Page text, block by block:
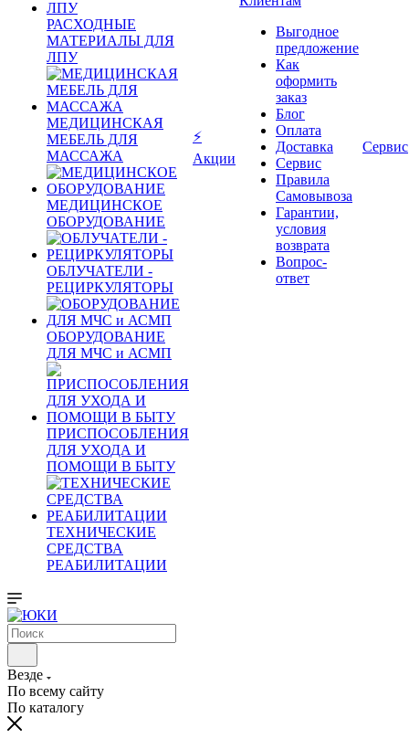
РАСХОДНЫЕ
МАТЕРИАЛЫ ДЛЯ
ЛПУ
МЕДИЦИНСКАЯ
МЕБЕЛЬ ДЛЯ
МАССАЖА
МЕДИЦИНСКОЕ
ОБОРУДОВАНИЕ
ОБЛУЧАТЕЛИ -
РЕЦИРКУЛЯТОРЫ
ОБОРУДОВАНИЕ
ДЛЯ МЧС и АСМП
ПРИСПОСОБЛЕНИЯ
ДЛЯ УХОДА И
ПОМОЩИ В БЫТУ
ТЕХНИЧЕСКИЕ
СРЕДСТВА
РЕАБИЛИТАЦИИ
⚡
Акции
Выгодное
предложение
Как
оформить
заказ
Блог
Оплата
Доставка
Сервис
Правила
Самовывоза
Гарантии,
условия
возврата
Вопрос-
ответ
Сервис
Везде
По всему сайту
По каталогу